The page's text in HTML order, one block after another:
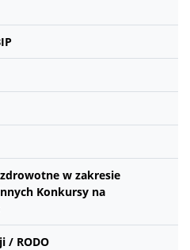
w zakresie
Konkursy na
/ RODO